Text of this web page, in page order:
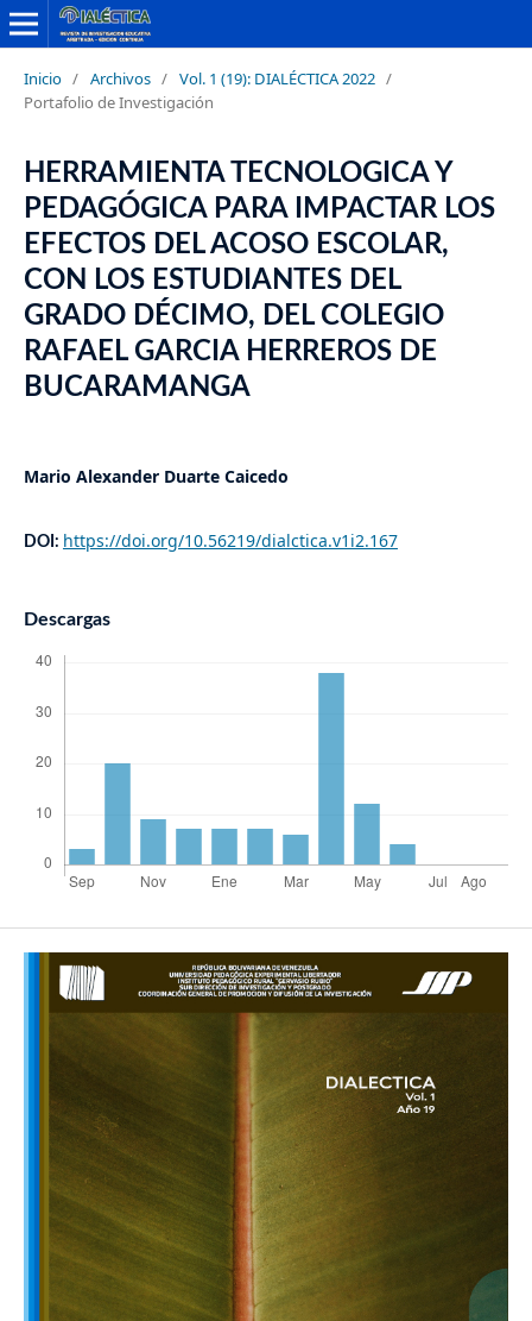
Inicio / Archivos / Vol. 1 (19): DIALÉCTICA 2022 /
Portafolio de Investigación
HERRAMIENTA TECNOLOGICA Y
PEDAGÓGICA PARA IMPACTAR LOS
EFECTOS DEL ACOSO ESCOLAR,
CON LOS ESTUDIANTES DEL
GRADO DÉCIMO, DEL COLEGIO
RAFAEL GARCIA HERREROS DE
BUCARAMANGA
Mario Alexander Duarte Caicedo
DOI: https://doi.org/10.56219/dialctica.v1i2.167
Descargas